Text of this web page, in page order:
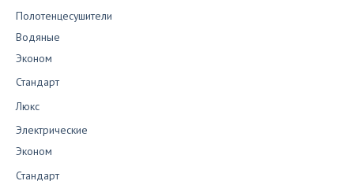
Полотенцесушители
Водяные
Эконом
Стандарт
Люкс
Электрические
Эконом
Стандарт